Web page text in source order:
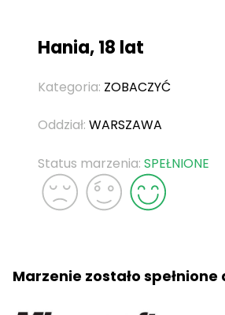
Hania, 18 lat
Kategoria: ZOBACZYĆ
Oddział: WARSZAWA
Status marzenia: SPEŁNIONE
Marzenie zostało spełnione